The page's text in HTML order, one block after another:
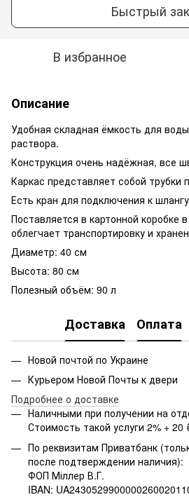
Быстрый
В избранное
Описание
Удобная складная ёмкость для
раствора.
Конструкция очень надёжная, все
Каркас представляет собой трубки
Есть кран для подключения к
Поставляется в картонной коробке
облегчает транспортировку и
Диаметр: 40 см
Высота: 80 см
Полезный объём: 90 л
Доставка Оплата
Новой почтой по Украине
Курьером Новой Почты к двери
Подробнее о доставке
Наличными при получении на
Стоимость такой услуги 2% +
По реквизитам Приватбанк
после подтверждении наличия):
ФОП Міллер В.Г.
IBAN: